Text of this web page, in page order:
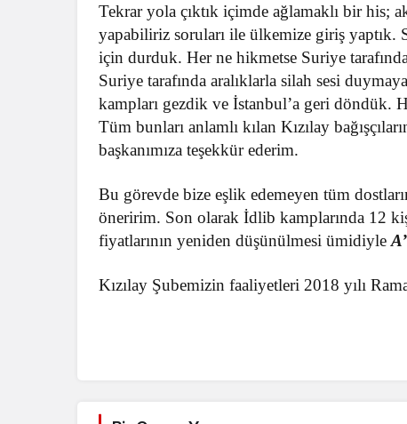
Tekrar yola çıktık içimde ağlamaklı bir his;
yapabiliriz soruları ile ülkemize giriş yaptık.
için durduk. Her ne hikmetse Suriye
Suriye tarafında aralıklarla silah sesi
kampları gezdik ve İstanbul’a geri döndük.
Tüm bunları anlamlı kılan Kızılay
başkanımıza teşekkür ederim.
Bu görevde bize eşlik edemeyen tüm
öneririm. Son olarak İdlib kamplarında 12
fiyatlarının yeniden düşünülmesi ümidiyle
Kızılay Şubemizin faaliyetleri 2018 yılı